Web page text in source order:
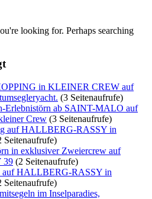
looking for. Perhaps searching
in KLEINER CREW auf
(3 Seitenaufrufe)
Erlebnistörn ab SAINT-MALO auf
Crew (3 Seitenaufrufe)
auf HALLBERG-RASSY in
Seitenaufrufe)
in exklusiver Zweiercrew auf
39 (2 Seitenaufrufe)
auf HALLBERG-RASSY in
Seitenaufrufe)
im Inselparadies,